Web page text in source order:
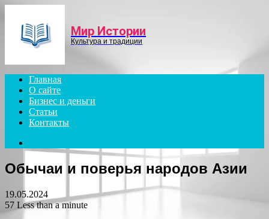
Мир Истории
Культура и традиции
Главная
О сайте
Бизнес и деньги
Статьи
Контакты
for
Обычаи и поверья народов Азии
19.05.2024
57 Less than a minute